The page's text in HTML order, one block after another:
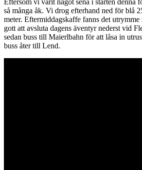
så många åk. Vi drog efterhand ned för blå
meter. Eftermiddagskaffe fanns det
gott att avsluta dagens äventyr nederst vid
sedan buss till Maierlbahn för att låsa in
buss åter till Lend.